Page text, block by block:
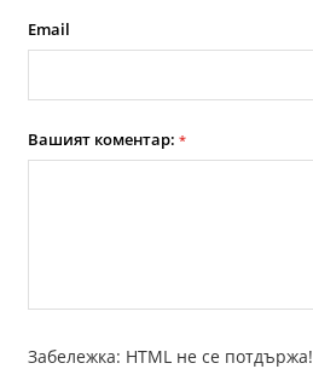
Email
Вашият коментар: *
Забележка: HTML не се потдържа!